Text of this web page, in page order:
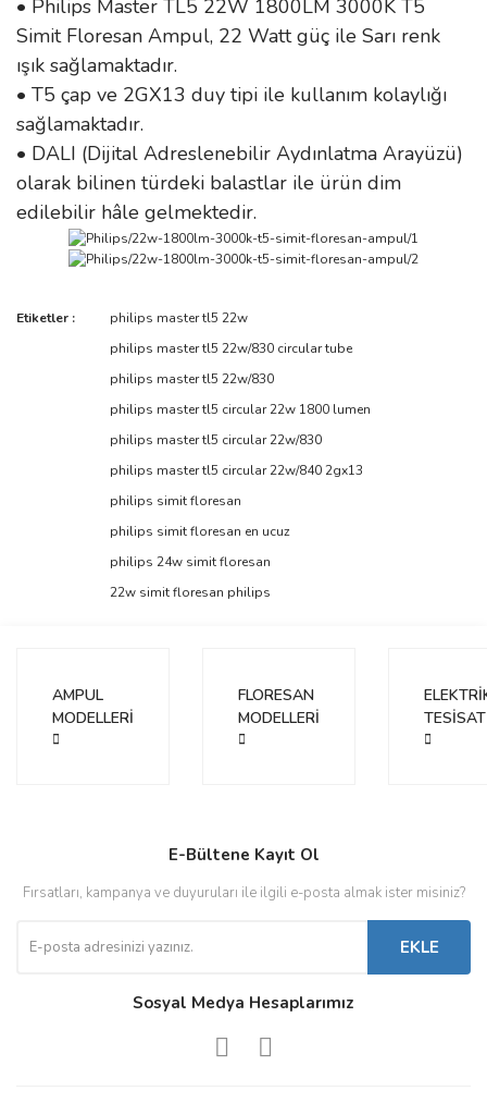
• Philips Master TL5 22W 1800LM 3000K T5
Simit Floresan Ampul, 22 Watt güç ile Sarı renk
ışık sağlamaktadır.
• T5 çap ve 2GX13 duy tipi ile kullanım kolaylığı
sağlamaktadır.
• DALI (Dijital Adreslenebilir Aydınlatma Arayüzü)
olarak bilinen türdeki balastlar ile ürün dim
edilebilir hâle gelmektedir.
Simit lamba
Yıldız Turgut | 23/10/2025
Yorum Yaz
Bu ürünün fiyat bilgisi, resim, ürün açıklamalarında ve diğer
tarafımıza iletebilirsiniz.
Görüş ve önerileriniz için teşekkür ederiz.
Ürün resmi kalitesiz, bozuk veya görüntülenemiyor.
Ürün açıklamasında eksik bilgiler bulunuyor.
Ürün bilgilerinde hatalar bulunuyor.
Ürün fiyatı diğer sitelerden daha pahalı.
Bu ürüne benzer farklı alternatifler olmalı.
Gönder
Etiketler :
philips master tl5 22w
philips master tl5 22w/830 circular tube
philips master tl5 22w/830
philips master tl5 circular 22w 1800 lumen
philips master tl5 circular 22w/830
philips master tl5 circular 22w/840 2gx13
philips simit floresan
philips simit floresan en ucuz
philips 24w simit floresan
22w simit floresan philips
AMPUL
MODELLERİ
FLORESAN
MODELLERİ
TESİSAT
E-Bültene Kayıt Ol
Fırsatları, kampanya ve duyuruları ile ilgili e-posta almak ister misiniz?
EKLE
Sosyal Medya Hesaplarımız